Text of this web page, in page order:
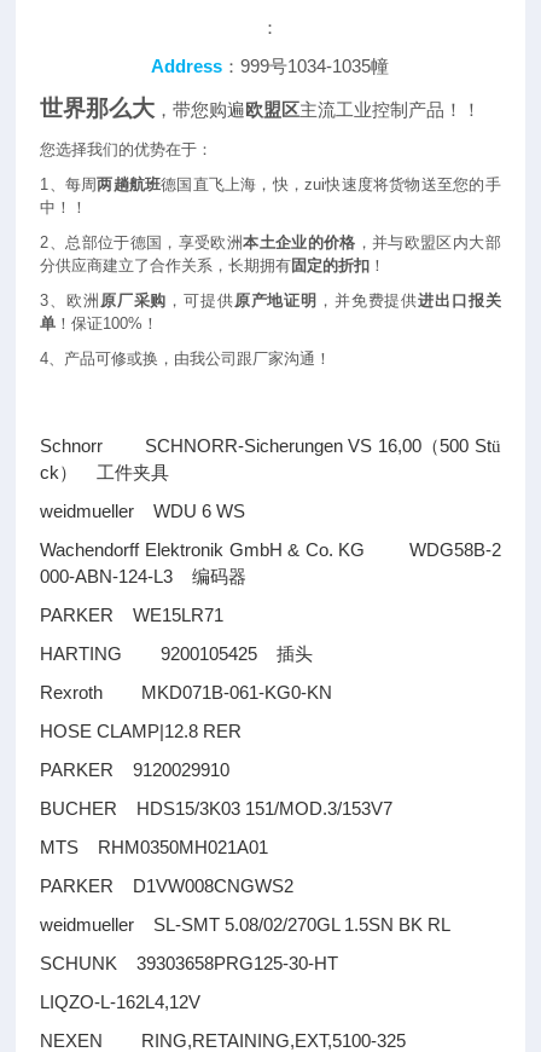
：
Address ：999号1034-1035幢
世界那么大 ，带您购遍欧盟区主流工业控制产品！！
您选择我们的优势在于：
1、每周两趟航班德国直飞上海，快，zui快速度将货物送至您的手
中！！
2、总部位于德国，享受欧洲本土企业的价格 ，并与欧盟区内大部
分供应商建立了合作关系，长期拥有固定的折扣 ！
3、欧洲 原厂采购 ，可提供原产地证明 ，并免费提供进出口报关
单 ！保证100%！
4、产品可修或换，由我公司跟厂家沟通！
Schnorr SCHNORR-Sicherungen VS 16,00（500 Stü
ck） 工件夹具
weidmueller WDU 6 WS
Wachendorff Elektronik GmbH & Co. KG WDG58B-2
000-ABN-124-L3编码器
PARKER WE15LR71
HARTING 9200105425插头
Rexroth MKD071B-061-KG0-KN
HOSE CLAMP|12.8 RER
PARKER 9120029910
BUCHER HDS15/3K03 151/MOD.3/153V7
MTS RHM0350MH021A01
PARKER D1VW008CNGWS2
weidmueller SL-SMT 5.08/02/270GL 1.5SN BK RL
SCHUNK 39303658PRG125-30-HT
LIQZO-L-162L4,12V
NEXEN RING,RETAINING,EXT,5100-325